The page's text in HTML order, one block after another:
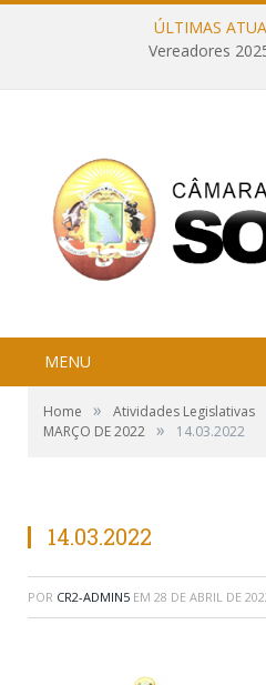
ÚLTIMAS
Vereadores
MENU
Home » Atividades Legislativas
MARÇO DE 2022 » 14.03.2022
14.03.2022
POR CR2-ADMIN5 EM 28 DE ABRIL DE